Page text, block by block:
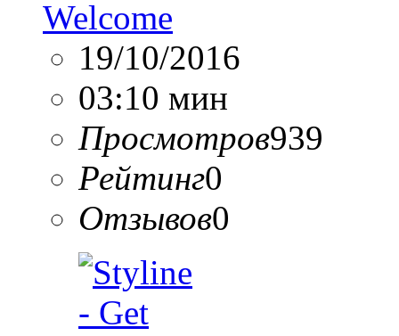
Welcome
19/10/2016
03:10 мин
Просмотров939
Рейтинг0
Отзывов0